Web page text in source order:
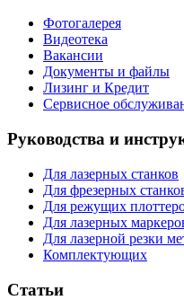
Фотогалерея
Видеотека
Вакансии
Документы и файлы
Лизинг и Кредит
Сервисное
Руководства и
Для лазерных станков
Для фрезерных
Для режущих
Для лазерных
Для лазерной резки
Комплектующих
Статьи